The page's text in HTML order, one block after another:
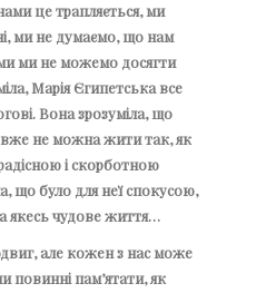
це трапляється, ми
ми не думаємо, що нам
ми не можемо досягти
Марія Єгипетська все
Вона зрозуміла, що
не можна жити так, як
і скорботною
що було для неї спокусою,
якесь чудове життя…
але кожен з нас може
повинні пам’ятати, як